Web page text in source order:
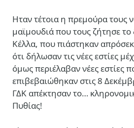
Ηταν τέτοια η πρεμούρα τους
μαϊμουδιά που τους ζήτησε το
Κέλλα, που πιάστηκαν
ότι δήλωσαν τις νέες εστίες
όμως περιέλαβαν νέες εστίες
επιβεβαιώθηκαν στις 8
ΓΔΚ απέκτησαν το…
Πυθίας!